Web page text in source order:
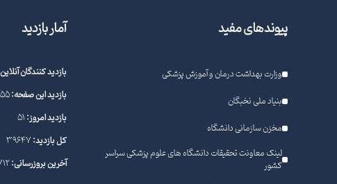
پیوندهای مفید
وزارت بهداشت درمان و آموزش پزشکی
بنیاد ملی نخبگان
مخزن سازمانی دانشگاه
لینک معاونت تحقیقات دانشگاه های علوم پزشکی سراسر
کشور
آمار بازدید
بازدید کنندگان
بازدید این صفحه:55
بازدید امروز: 51
کل بازدید: 39647
آخرین بروزرسانی: